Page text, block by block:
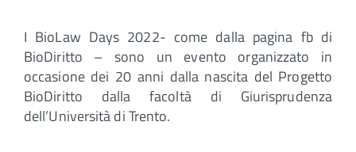
I BioLaw Days 2022- come dalla pagina fb di
BioDiritto – sono un evento organizzato in
occasione dei 20 anni dalla nascita del Progetto
BioDiritto dalla facoltà di Giurisprudenza
dell’Università di Trento.